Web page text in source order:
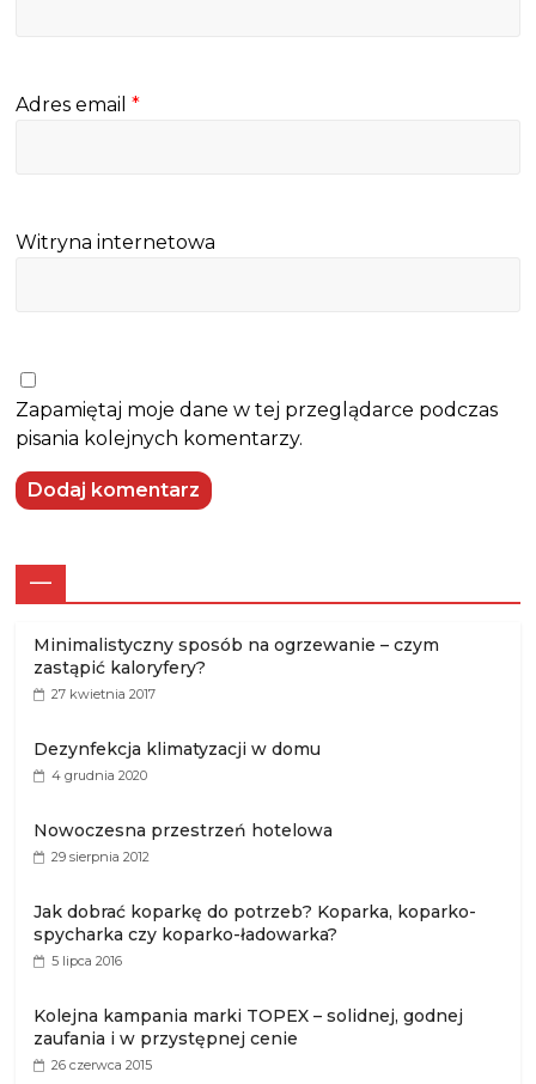
Adres email*
Witryna internetowa
Zapamiętaj moje dane w tej przeglądarce podczas
pisania kolejnych komentarzy.
—
Minimalistyczny sposób na ogrzewanie – czym
zastąpić kaloryfery?
27 kwietnia 2017
Dezynfekcja klimatyzacji w domu
4 grudnia 2020
Nowoczesna przestrzeń hotelowa
29 sierpnia 2012
Jak dobrać koparkę do potrzeb? Koparka, koparko-
spycharka czy koparko-ładowarka?
5 lipca 2016
Kolejna kampania marki TOPEX – solidnej, godnej
zaufania i w przystępnej cenie
26 czerwca 2015